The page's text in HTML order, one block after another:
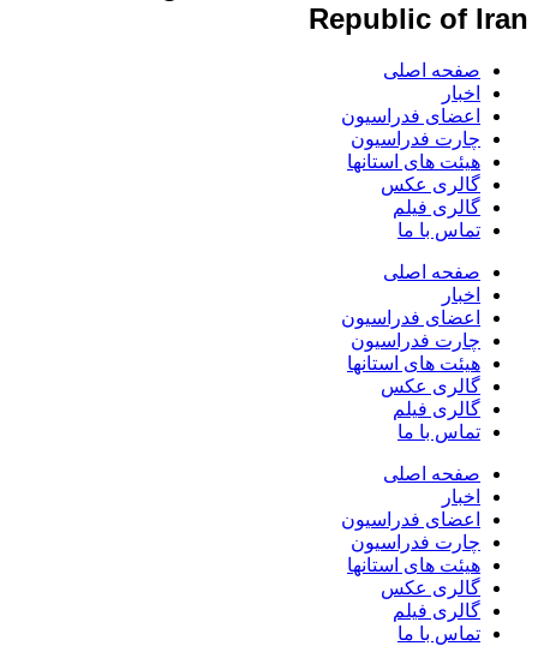
Republic of Iran
صفحه اصلی
اخبار
اعضای فدراسیون
چارت فدراسیون
هیئت های استانها
گالری عکس
گالری فیلم
تماس با ما
صفحه اصلی
اخبار
اعضای فدراسیون
چارت فدراسیون
هیئت های استانها
گالری عکس
گالری فیلم
تماس با ما
صفحه اصلی
اخبار
اعضای فدراسیون
چارت فدراسیون
هیئت های استانها
گالری عکس
گالری فیلم
تماس با ما